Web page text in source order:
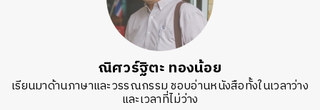
ณิศวร์ฐิตะ ทองน้อย
เรียนมาด้านภาษาและวรรณกรรม ชอบอ่านหนังสือทั้งในเวลาว่าง
และเวลาที่ไม่ว่าง